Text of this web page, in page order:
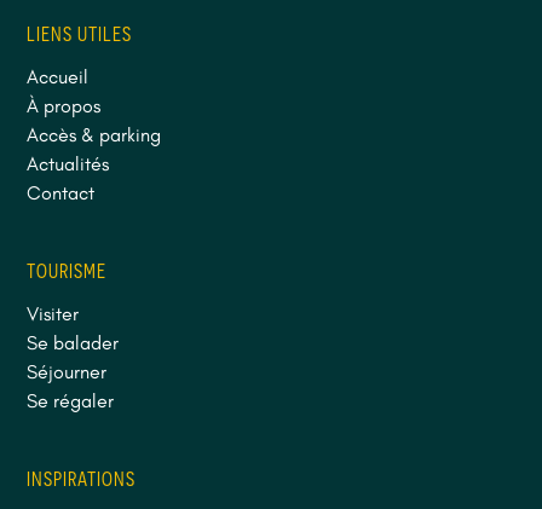
LIENS UTILES
Accueil
À propos
Accès & parking
Actualités
Contact
TOURISME
Visiter
Se balader
Séjourner
Se régaler
INSPIRATIONS